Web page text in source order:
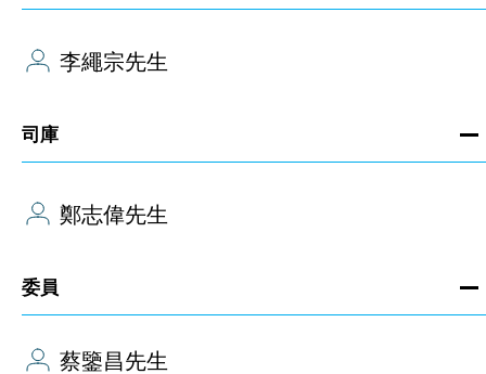
李繩宗先生
司庫
鄭志偉先生
委員
蔡鑒昌先生